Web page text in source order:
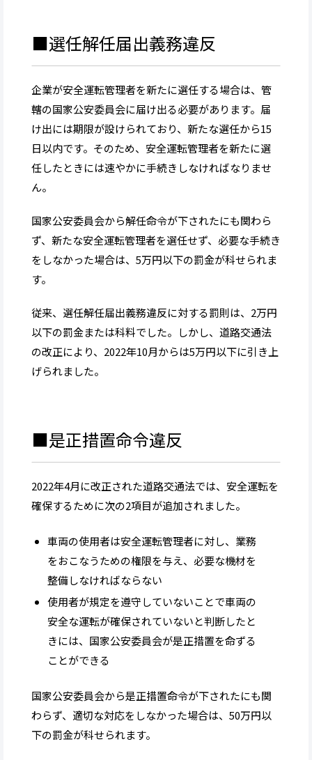
■選任解任届出義務違反
企業が安全運転管理者を新たに選任する場合は、管
轄の国家公安委員会に届け出る必要があります。届
け出には期限が設けられており、新たな選任から15
日以内です。そのため、安全運転管理者を新たに選
任したときには速やかに手続きしなければなりませ
ん。
国家公安委員会から解任命令が下されたにも関わら
ず、新たな安全運転管理者を選任せず、必要な手続き
をしなかった場合は、5万円以下の罰金が科せられま
す。
従来、選任解任届出義務違反に対する罰則は、2万円
以下の罰金または科料でした。しかし、道路交通法
の改正により、2022年10月からは5万円以下に引き上
げられました。
■是正措置命令違反
2022年4月に改正された道路交通法では、安全運転を
確保するために次の2項目が追加されました。
車両の使用者は安全運転管理者に対し、業務
をおこなうための権限を与え、必要な機材を
整備しなければならない
使用者が規定を遵守していないことで車両の
安全な運転が確保されていないと判断したと
きには、国家公安委員会が是正措置を命ずる
ことができる
国家公安委員会から是正措置命令が下されたにも関
わらず、適切な対応をしなかった場合は、50万円以
下の罰金が科せられます。